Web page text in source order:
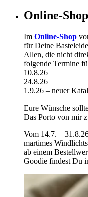
Online-
Im Online-Shop
für Deine
Allen, die nicht
folgende Termine
10.8.26
24.8.26
1.9.26 – neuer
Eure Wünsche
Das Porto von mir
Vom 14.7. –
martimes
ab einem
Goodie findest Du